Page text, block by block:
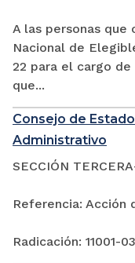
A las personas que
Nacional de
22 para el cargo
que...
Consejo de
Administrativo
SECCIÓN
Referencia: Acción
Radicación: 11001-